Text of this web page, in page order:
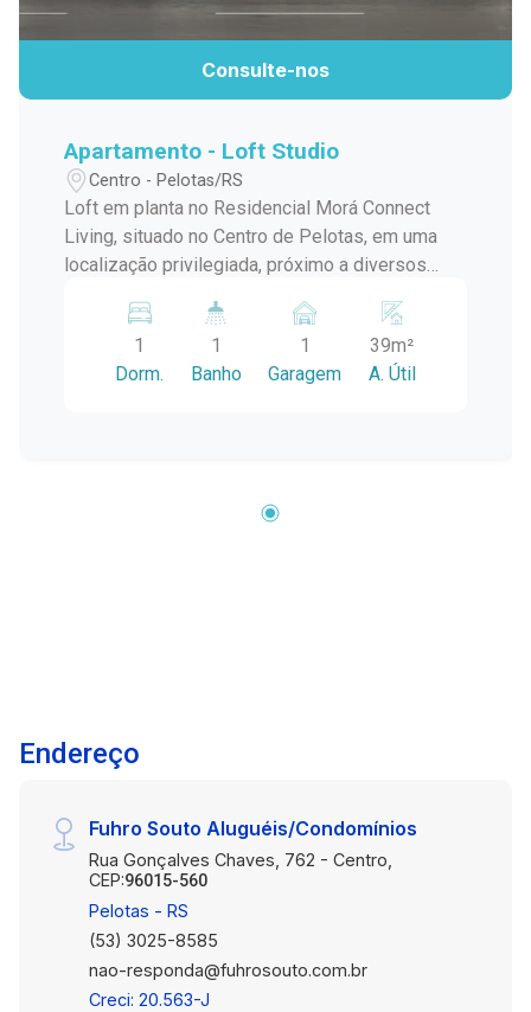
Consulte-nos
Apartamento - Loft Studio
Centro - Pelotas/RS
Loft em planta no Residencial Morá Connect
Living, situado no Centro de Pelotas, em uma
localização privilegiada, próximo a diversos
quem busca um espaço moderno e funcional em
uma área central. Ambiente agradável com
diversas lojas no saguão do prédio. Excelente
1
Dorm.
1
Banho
1
Garagem
39m²
A. Útil
Endereço
Fuhro Souto Aluguéis/Condomínios
Rua Gonçalves Chaves, 762 - Centro,
CEP:96015-560
Pelotas - RS
(53) 3025-8585
nao-responda@fuhrosouto.com.br
Creci: 20.563-J